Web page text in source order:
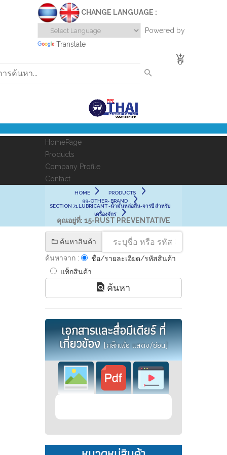
CHANGE LANGUAGE :
Powered by
Translate
0
HomePage
Products
Company Profile
Contact
HOME
PRODUCTS
99-OTHER- BRAND
SECTION 71 LUBRICANT -น้ำมันหล่อลื่น-จารบี สำหรับ
เครื่องจักร
คุณอยู่ที่: 15-RUST PREVENTATIVE
ค้นหาสินค้า
ค้นหาจาก :
ชื่อ/รายละเอียด/รหัสสินค้า
แท็กสินค้า
ค้นหา
เอกสารและสื่อมีเดียร์ ที่
เกี่ยวข้อง(คลิ๊กเพื่อ แสดง/ซ่อน)